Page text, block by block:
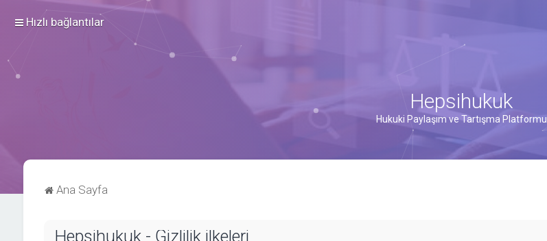
Hızlı bağlantılar
Hepsihukuk
Hukuki Paylaşım ve Tartışma Platformu
Ana Sayfa
Hepsihukuk - Gizlilik ilkeleri